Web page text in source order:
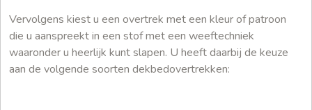
Vervolgens kiest u een overtrek met een kleur of patroon
die u aanspreekt in een stof met een weeftechniek
waaronder u heerlijk kunt slapen. U heeft daarbij de keuze
aan de volgende soorten dekbedovertrekken: